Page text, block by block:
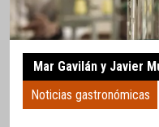
Mar Gavilán y Javier
Noticias gastronómicas